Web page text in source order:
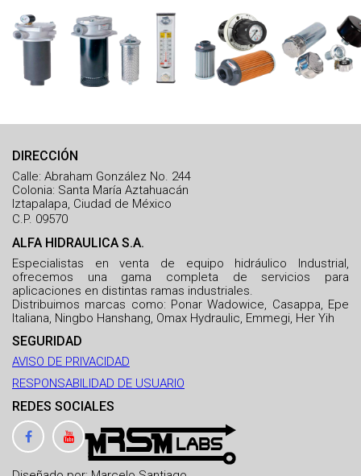
DIRECCIÓN
Calle: Abraham González No. 244
Colonia: Santa María Aztahuacán
Iztapalapa, Ciudad de México
C.P. 09570
ALFA HIDRAULICA S.A.
Especialistas en venta de equipo hidráulico Industrial,
ofrecemos una gama completa de servicios para
aplicaciones en distintas ramas industriales.
Distribuimos marcas como: Ponar Wadowice, Casappa, Epe
Italiana, Ningbo Hanshang, Omax Hydraulic, Emmegi, Her Yih
SEGURIDAD
AVISO DE PRIVACIDAD
RESPONSABILIDAD DE USUARIO
REDES SOCIALES